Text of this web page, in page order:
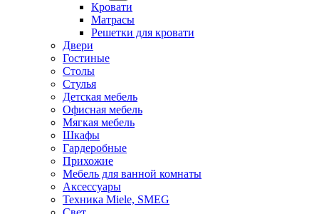
Кровати
Матрасы
Решетки для кровати
Двери
Гостиные
Столы
Стулья
Детская мебель
Офисная мебель
Мягкая мебель
Шкафы
Гардеробные
Прихожие
Мебель для ванной комнаты
Аксессуары
Техника Miele, SMEG